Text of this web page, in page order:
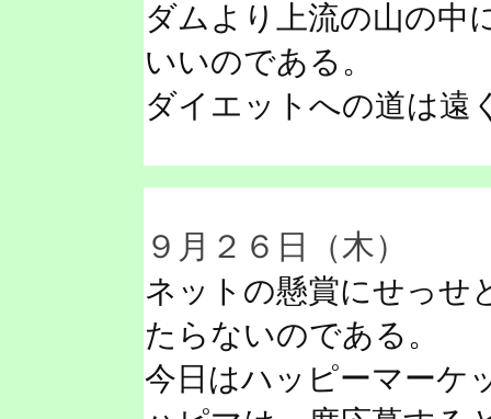
ダムより上流の山の中
いいのである。
ダイエットへの道は遠
９月２６日（木）
ネットの懸賞にせっせ
たらないのである。
今日はハッピーマーケ